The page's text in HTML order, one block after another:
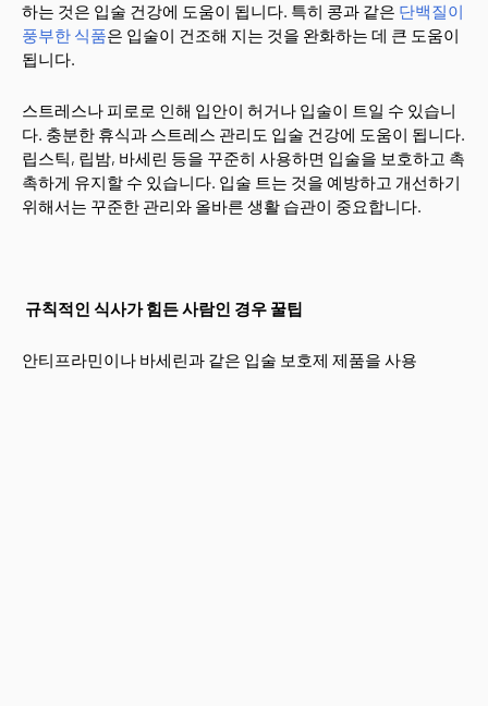
하는 것은 입술 건강에 도움이 됩니다. 특히 콩과 같은 단백질이
풍부한 식품은 입술이 건조해 지는 것을 완화하는 데 큰 도움이
됩니다.
스트레스나 피로로 인해 입안이 허거나 입술이 트일 수 있습니
다. 충분한 휴식과 스트레스 관리도 입술 건강에 도움이 됩니다.
립스틱, 립밤, 바세린 등을 꾸준히 사용하면 입술을 보호하고 촉
촉하게 유지할 수 있습니다. 입술 트는 것을 예방하고 개선하기
위해서는 꾸준한 관리와 올바른 생활 습관이 중요합니다.
규칙적인 식사가 힘든 사람인 경우 꿀팁
안티프라민이나 바세린과 같은 입술 보호제 제품을 사용